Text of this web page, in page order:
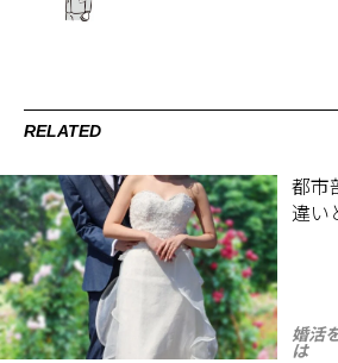
RELATED
都市
違い
婚活
は